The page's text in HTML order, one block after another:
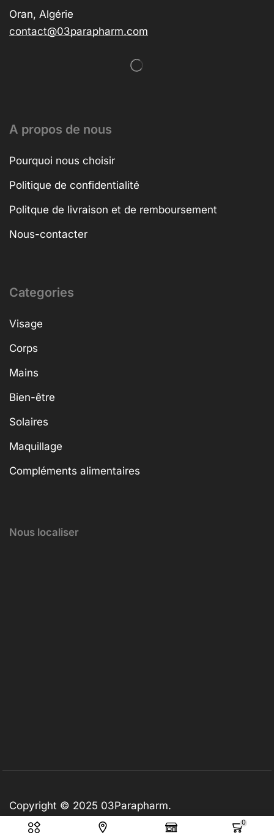
0
Oran, Algérie
contact@03parapharm.com
A propos de nous
Pourquoi nous choisir
Politique de confidentialité
Politque de livraison et de remboursement
Nous-contacter
Categories
Visage
Corps
Mains
Bien-être
Solaires
Maquillage
Compléments alimentaires
Nous localiser
Copyright © 2025 03Parapharm.